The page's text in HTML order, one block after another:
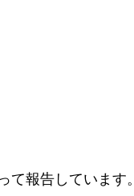
報告しています。